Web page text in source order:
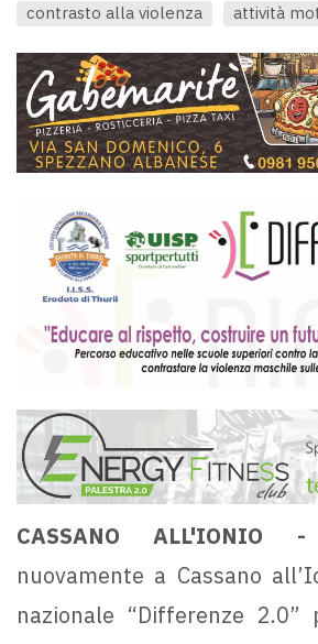
contrasto alla violenza
attività
CASSANO ALL'IONIO
nuovamente a Cassano
nazionale “Differenze 2.0”